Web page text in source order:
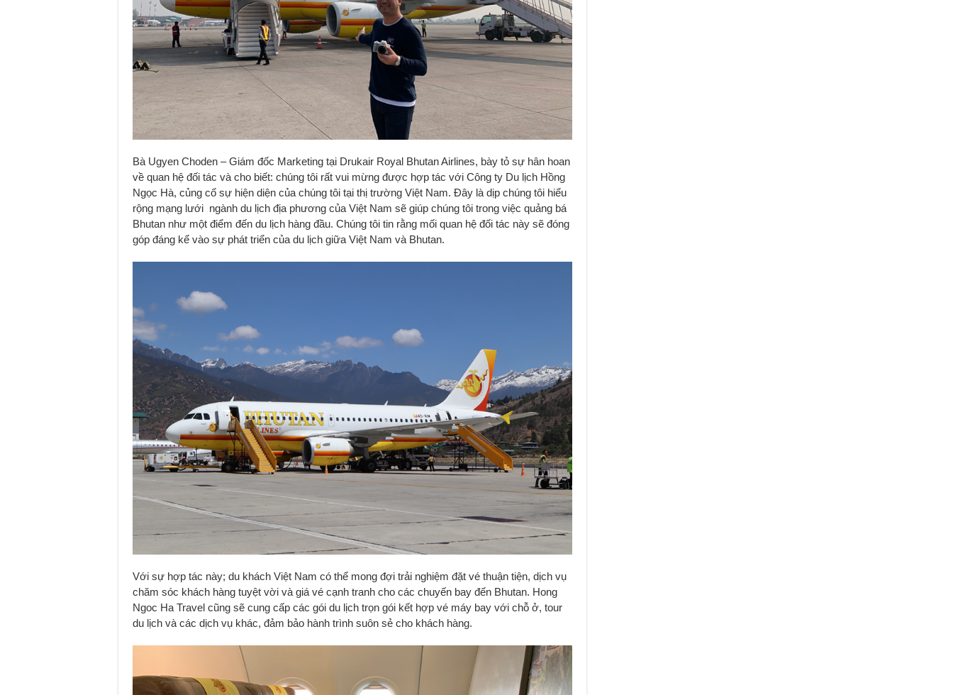
Bà Ugyen Choden – Giám đốc Marketing tại Drukair Royal Bhutan Airlines, bày tỏ sự hân hoan
về quan hệ đối tác và cho biết: chúng tôi rất vui mừng được hợp tác với Công ty Du lịch Hồng
Ngọc Hà, củng cố sự hiện diện của chúng tôi tại thị trường Việt Nam. Đây là dịp chúng tôi hiểu
rộng mạng lưới ngành du lịch địa phương của Việt Nam sẽ giúp chúng tôi trong việc quảng bá
Bhutan như một điểm đến du lịch hàng đầu. Chúng tôi tin rằng mối quan hệ đối tác này sẽ đóng
góp đáng kể vào sự phát triển của du lịch giữa Việt Nam và Bhutan.
Với sự hợp tác này; du khách Việt Nam có thể mong đợi trải nghiệm đặt vé thuận tiện, dịch vụ
chăm sóc khách hàng tuyệt vời và giá vé cạnh tranh cho các chuyến bay đến Bhutan. Hong
Ngoc Ha Travel cũng sẽ cung cấp các gói du lịch trọn gói kết hợp vé máy bay với chỗ ở, tour
du lịch và các dịch vụ khác, đảm bảo hành trình suôn sẻ cho khách hàng.